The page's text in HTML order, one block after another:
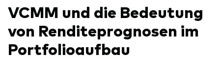
VCMM und die Bedeutung
von Renditeprognosen im
Portfolioaufbau